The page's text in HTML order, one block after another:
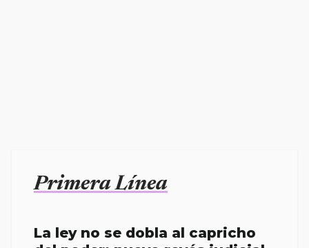
Primera Línea
La ley no se dobla al capricho